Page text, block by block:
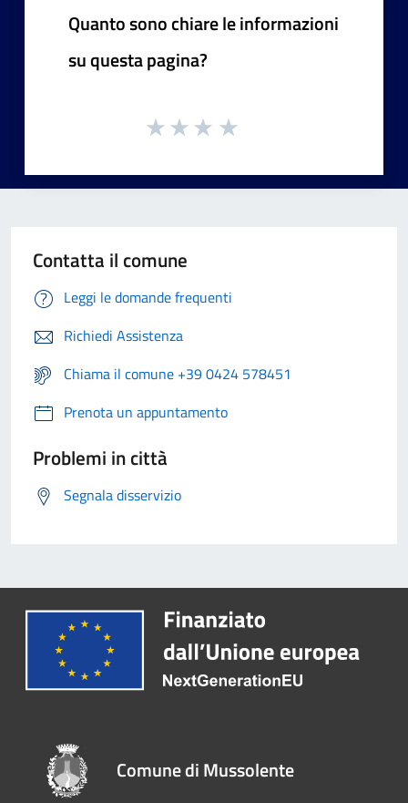
Quanto sono chiare le informazioni
su questa pagina?
Contatta il comune
Leggi le domande frequenti
Richiedi Assistenza
Chiama il comune +39 0424 578451
Prenota un appuntamento
Problemi in città
Segnala disservizio
Comune di Mussolente